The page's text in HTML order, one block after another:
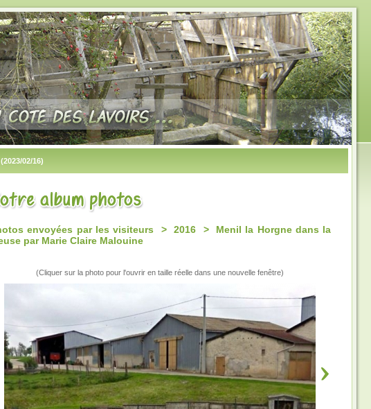
(2023/02/16)
envoyées par les visiteurs > 2016 > Menil la Horgne dans la
par Marie Claire Malouine
(Cliquer sur la photo pour l'ouvrir en taille réelle dans une nouvelle fenêtre)